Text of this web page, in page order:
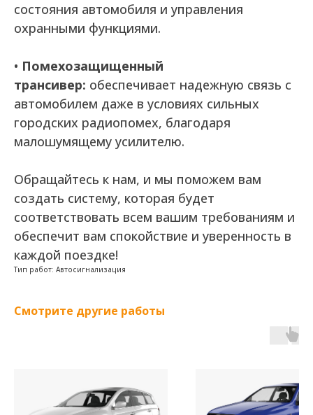
состояния автомобиля и управления
охранными функциями.
• Помехозащищенный
трансивер: обеспечивает надежную связь с
автомобилем даже в условиях сильных
городских радиопомех, благодаря
малошумящему усилителю.
Обращайтесь к нам, и мы поможем вам
создать систему, которая будет
соответствовать всем вашим требованиям и
обеспечит вам спокойствие и уверенность в
каждой поездке!
Тип работ: Автосигнализация
Смотрите другие работы